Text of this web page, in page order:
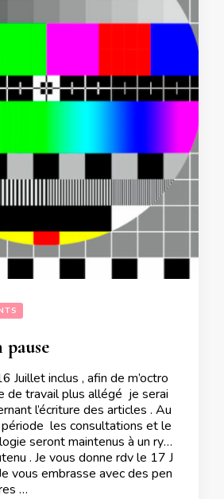
Juillet inclus , afin de m’octro
de travail plus allégé je serai
l’écriture des articles . Au
les consultations et le
seront maintenus à un ryt
. Je vous donne rdv le 17 J
vous embrasse avec des pen
…